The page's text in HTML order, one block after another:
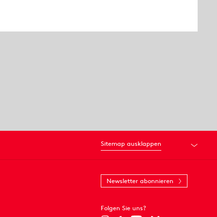
Sitemap ausklappen
Newsletter abonnieren
Folgen Sie uns?